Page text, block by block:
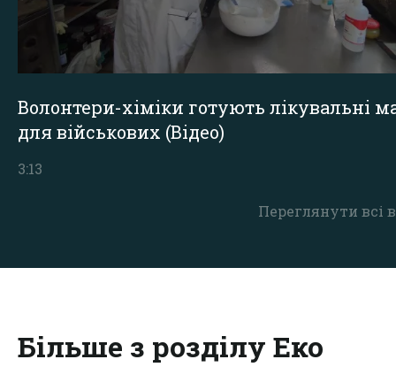
Переглянути всі
Волонтери-хіміки готують лікувальні
для військових (Відео)
3:13
Більше з розділу Еко